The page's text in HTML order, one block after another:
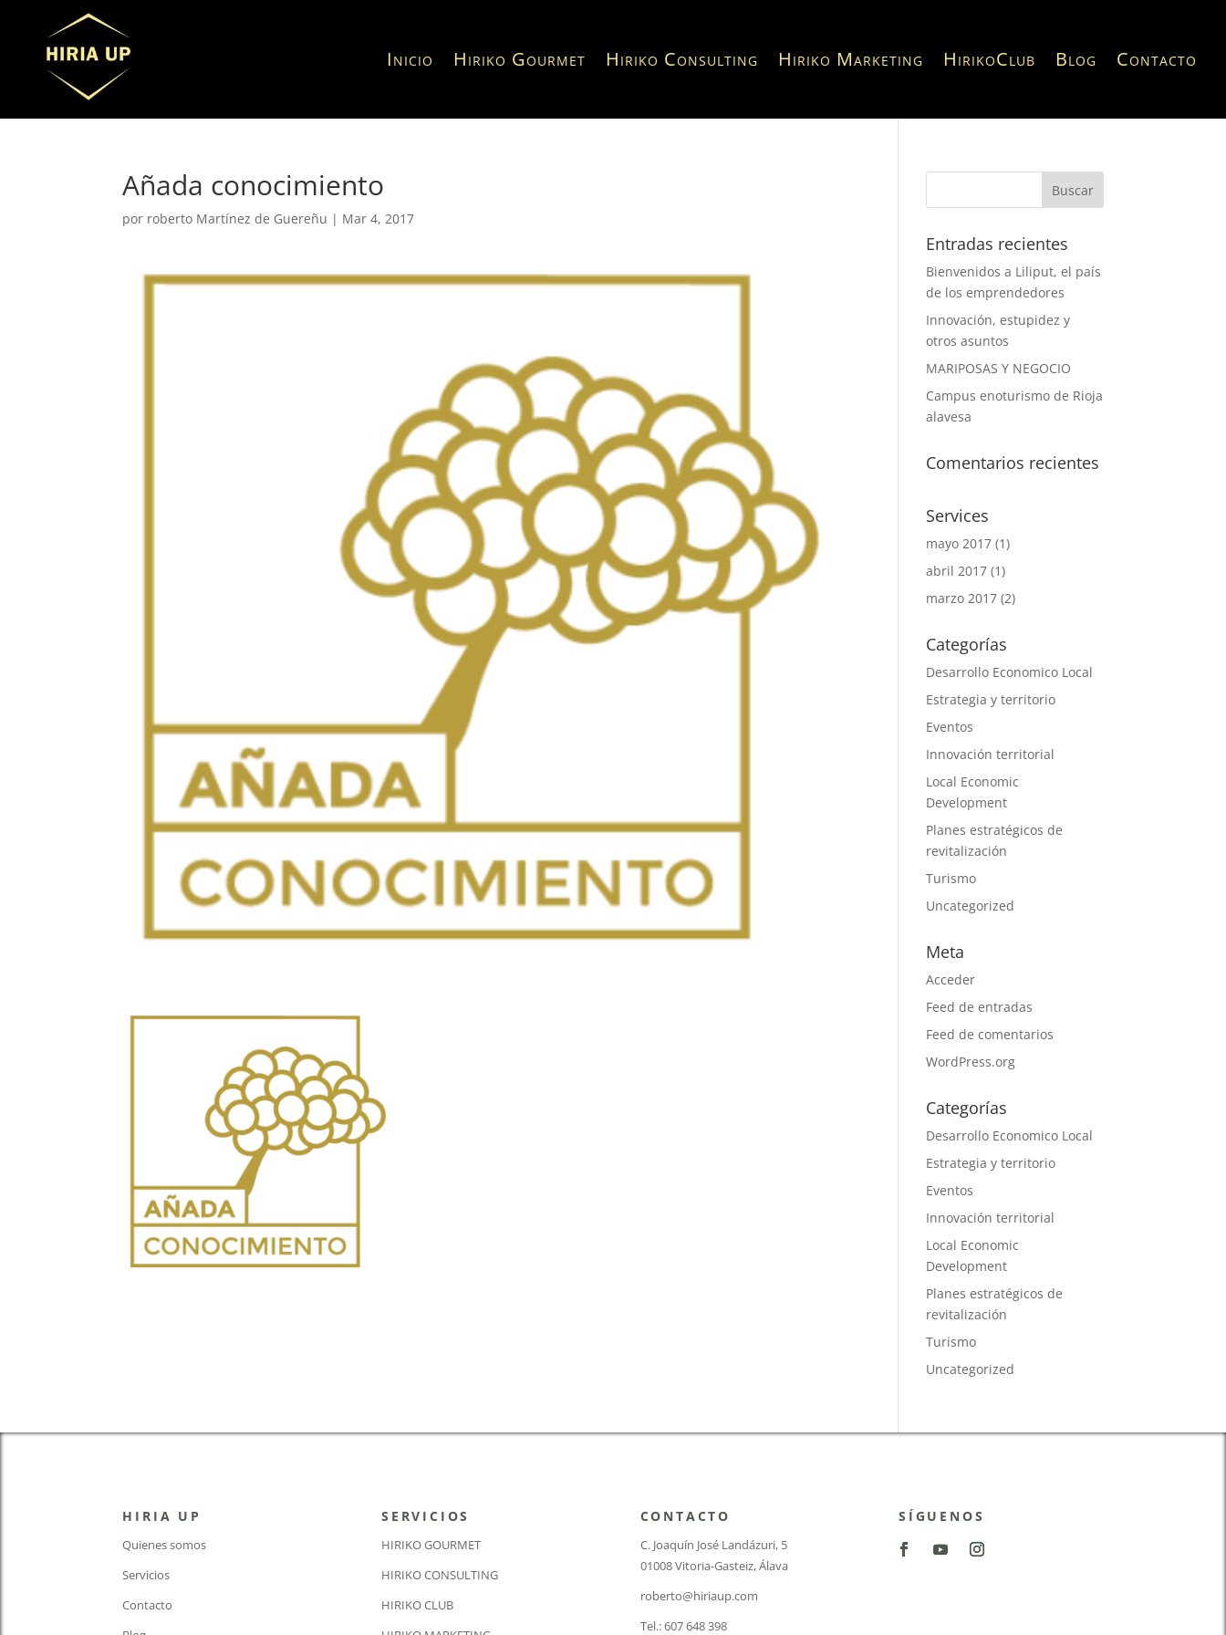
Inicio Hiriko Gourmet Hiriko Consulting Hiriko Marketing HirikoClub Blog Contacto
Añada conocimiento
por roberto Martínez de Guereñu | Mar 4, 2017
Entradas recientes
Bienvenidos a Liliput, el país
de los emprendedores
Innovación, estupidez y
otros asuntos
MARIPOSAS Y NEGOCIO
Campus enoturismo de Rioja
alavesa
Comentarios recientes
Services
mayo 2017 (1)
abril 2017 (1)
marzo 2017 (2)
Categorías
Desarrollo Economico Local
Estrategia y territorio
Eventos
Innovación territorial
Local Economic
Development
Planes estratégicos de
revitalización
Turismo
Uncategorized
Meta
Acceder
Feed de entradas
Feed de comentarios
WordPress.org
Categorías
Desarrollo Economico Local
Estrategia y territorio
Eventos
Innovación territorial
Local Economic
Development
Planes estratégicos de
revitalización
Turismo
Uncategorized
HIRIA UP
Quienes somos
Servicios
Contacto
SERVICIOS
HIRIKO GOURMET
HIRIKO CONSULTING
HIRIKO CLUB
CONTACTO
C. Joaquín José Landázuri, 5
01008 Vitoria-Gasteiz, Álava
roberto@hiriaup.com
Tel.: 607 648 398
SÍGUENOS